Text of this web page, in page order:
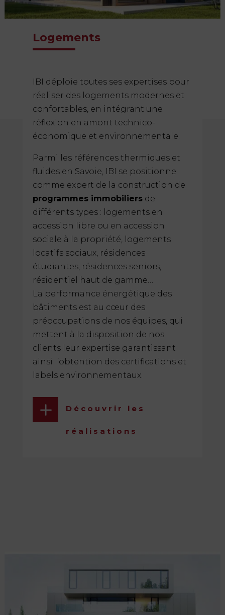
Logements
IBI déploie toutes ses expertises pour
réaliser des logements modernes et
confortables, en intégrant une
réflexion en amont technico-
économique et environnementale.
Parmi les références thermiques et
fluides en Savoie, IBI se positionne
comme expert de la construction de
programmes immobiliersde
différents types : logements en
accession libre ou en accession
sociale à la propriété, logements
locatifs sociaux, résidences
étudiantes, résidences seniors,
résidentiel haut de gamme…
La performance énergétique des
bâtiments est au cœur des
préoccupations de nos équipes, qui
mettent à la disposition de nos
clients leur expertise garantissant
ainsi l’obtention des certifications et
labels environnementaux.
L Découvrir les
réalisations